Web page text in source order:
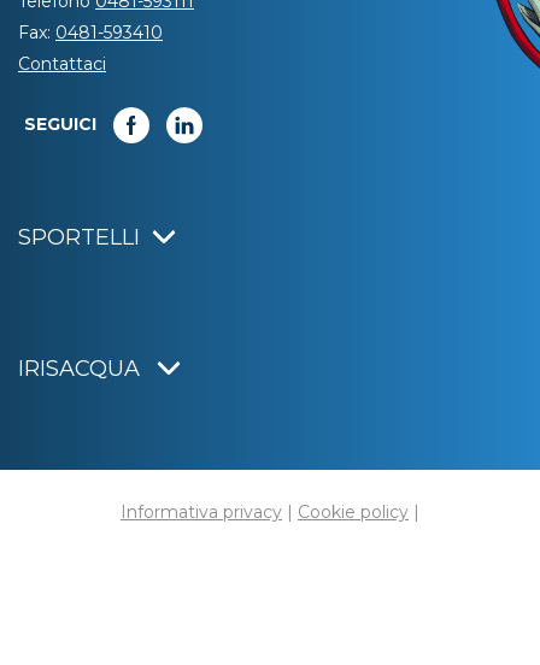
Fax: 0481-593410
Contattaci
SEGUICI
SPORTELLI
IRISACQUA
Informativa privacy | Cookie policy |